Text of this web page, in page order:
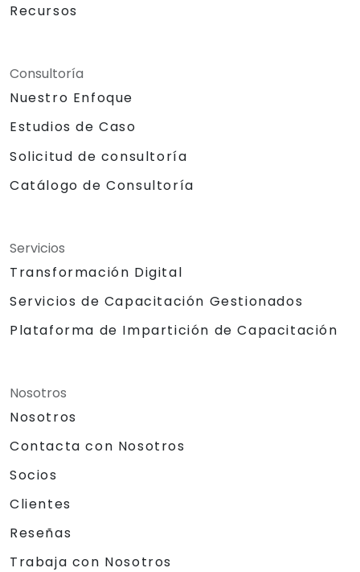
Recursos
Consultoría
Nuestro Enfoque
Estudios de Caso
Solicitud de consultoría
Catálogo de Consultoría
Servicios
Transformación Digital
Servicios de Capacitación Gestionados
Plataforma de Impartición de Capacitación
Nosotros
Nosotros
Contacta con Nosotros
Socios
Clientes
Reseñas
Trabaja con Nosotros